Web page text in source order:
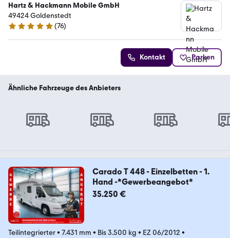
Hartz & Hackmann Mobile GmbH
49424 Goldenstedt
4.8 Sterne
(76)
Kontakt Parken
Ähnliche Fahrzeuge des Anbieters
Carado T 448 - Einzelbetten - 1.
Hand -*Gewerbeangebot*
35.250 €
Teilintegrierter• 7.431 mm • Bis 3.500 kg • EZ 06/2012 •